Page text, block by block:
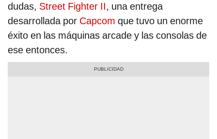
dudas, Street Fighter II, una entrega
desarrollada por Capcom que tuvo un enorme
éxito en las máquinas arcade y las consolas de
ese entonces.